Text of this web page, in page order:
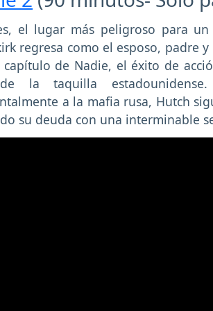
el lugar más peligroso para
regresa como el esposo, padre
capítulo de Nadie, el éxito de
la taquilla
a la mafia rusa, Hutch
su deuda con una interminable